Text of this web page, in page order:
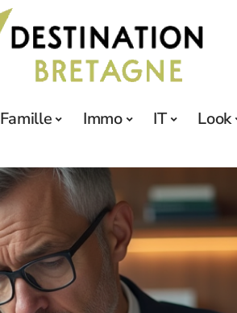
Famille Immo IT Look